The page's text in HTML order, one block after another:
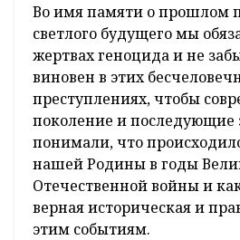
Во имя памяти о прошлом
светлого будущего мы
жертвах геноцида и не
виновен в этих
преступлениях, чтобы
поколение и последующие
понимали, что
нашей Родины в годы
Отечественной войны и
верная историческая и
этим событиям.